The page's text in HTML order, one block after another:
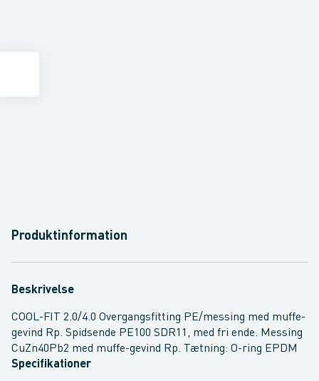
Produktinformation
Beskrivelse
COOL-FIT 2.0/4.0 Overgangsfitting PE/messing med muffe-
gevind Rp. Spidsende PE100 SDR11, med fri ende. Messing
CuZn40Pb2 med muffe-gevind Rp. Tætning: O-ring EPDM
Specifikationer